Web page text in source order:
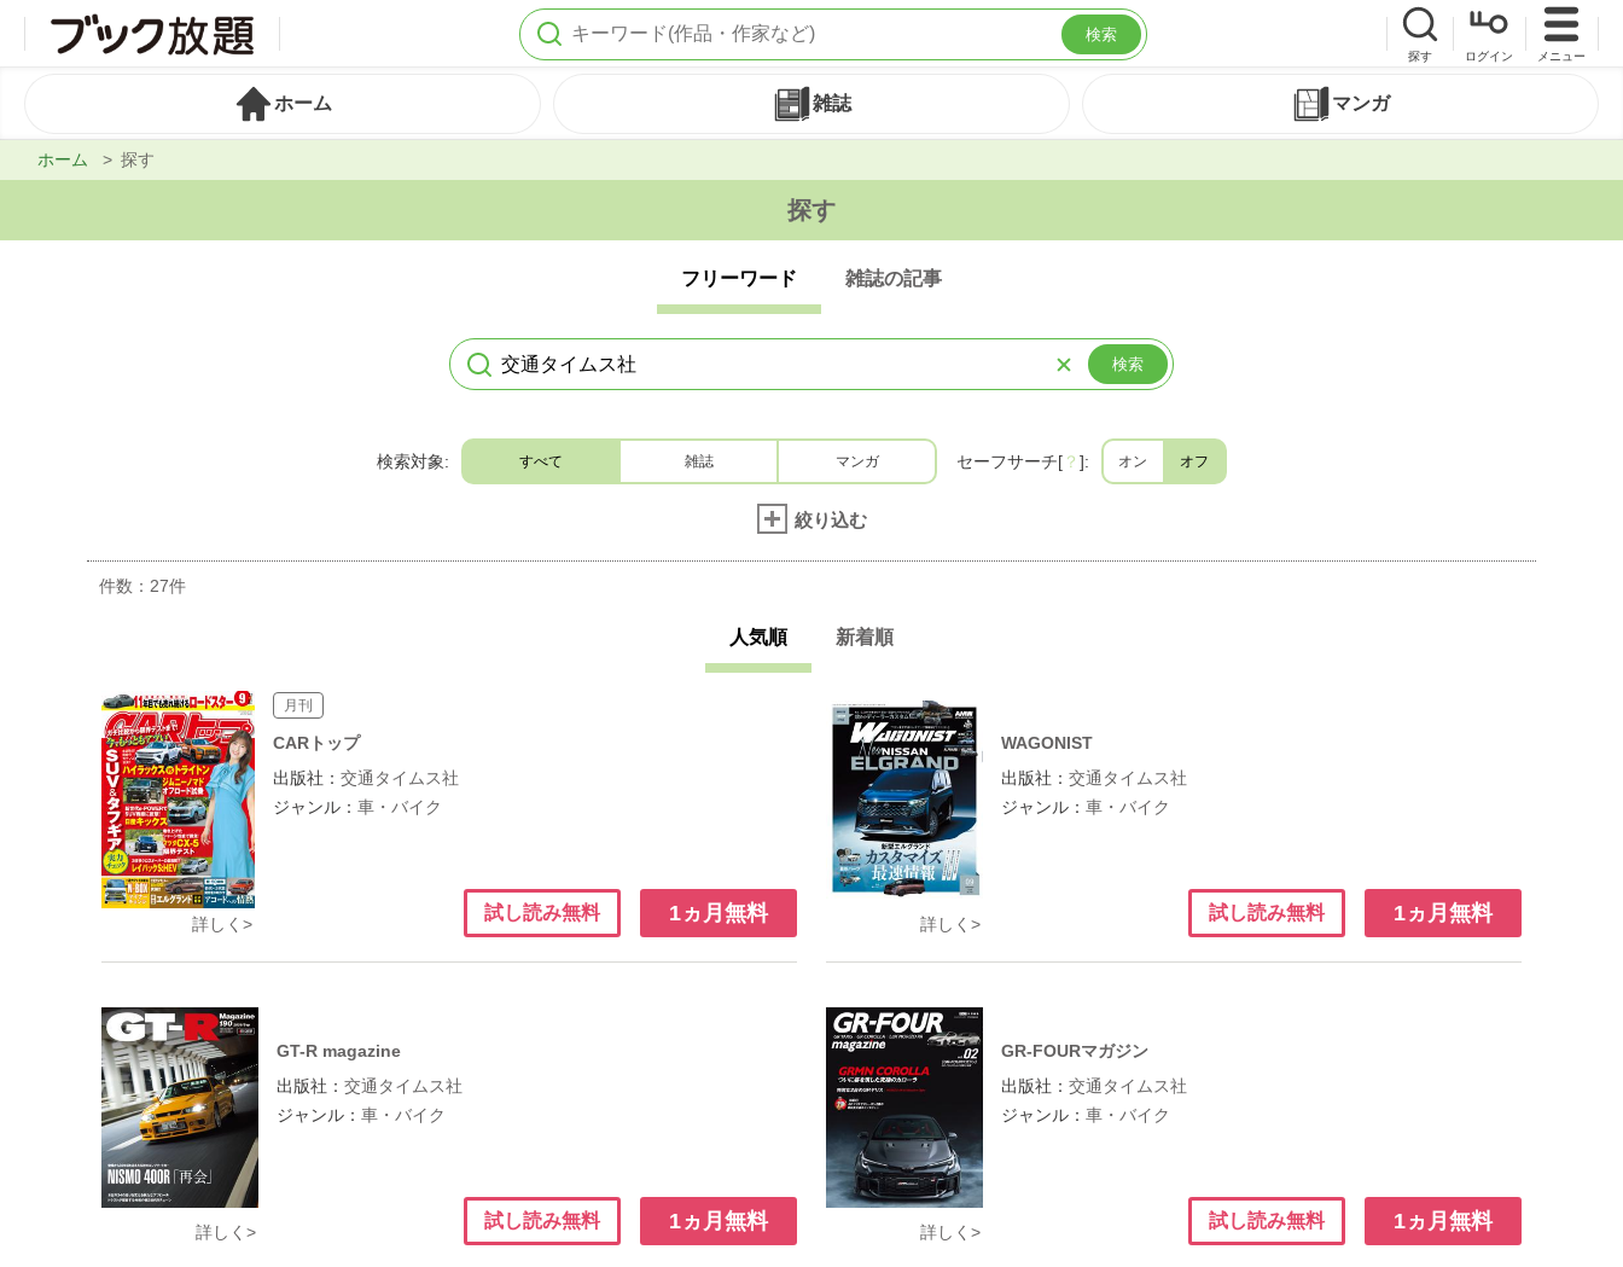
検索
探す ログイン メニュー
ホーム 雑誌 マンガ
ホーム 探す
探す
フリーワード 雑誌の記事
検索
検索対象: すべて 雑誌 マンガ セーフサーチ[ ？ ]: オン オフ
絞り込む
件数： 27件
人気順 新着順
詳しく>
月刊
CARトップ
出版社：交通タイムス社
ジャンル：車・バイク
試し読み無料 1ヵ月無料 詳しく>
WAGONIST
出版社： 交通タイムス社
ジャンル： 車・バイク
試し読み無料 1ヵ月無料
詳しく>
GT-R magazine
出版社： 交通タイムス社
ジャンル： 車・バイク
試し読み無料 1ヵ月無料 詳しく>
GR-FOURマガジン
出版社： 交通タイムス社
ジャンル： 車・バイク
試し読み無料 1ヵ月無料